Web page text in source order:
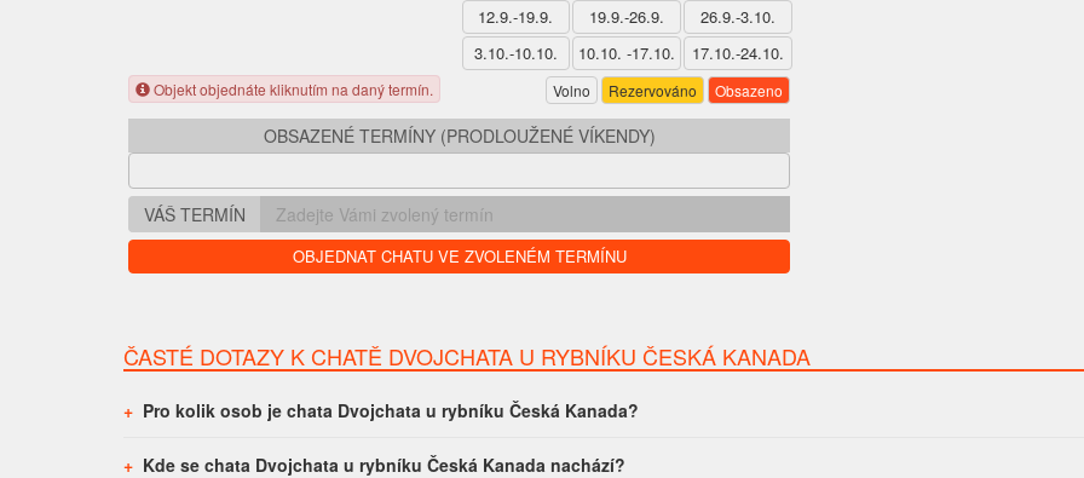
12.9.-19.9.
19.9.-26.9.
26.9.-3.10.
3.10.-10.10.
10.10. -17.10. 17.10.-24.10.
Objekt objednáte kliknutím na daný termín. Obsazeno
Rezervováno
Volno
OBSAZENÉ TERMÍNY (PRODLOUŽENÉ VÍKENDY)
VÁŠ TERMÍN
OBJEDNAT CHATU VE ZVOLENÉM TERMÍNU
ČASTÉ DOTAZY K CHATĚ DVOJCHATA U RYBNÍKU ČESKÁ KANADA
Pro kolik osob je chata Dvojchata u rybníku Česká Kanada?
Kde se chata Dvojchata u rybníku Česká Kanada nachází?